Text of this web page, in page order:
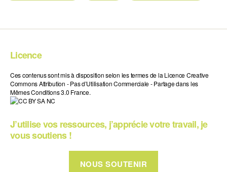
Licence
Ces contenus sont mis à disposition selon les termes de la Licence Creative
Commons Attribution - Pas d’Utilisation Commerciale - Partage dans les
Mêmes Conditions 3.0 France.
J’utilise vos ressources, j’apprécie votre travail, je
vous soutiens !
NOUS SOUTENIR